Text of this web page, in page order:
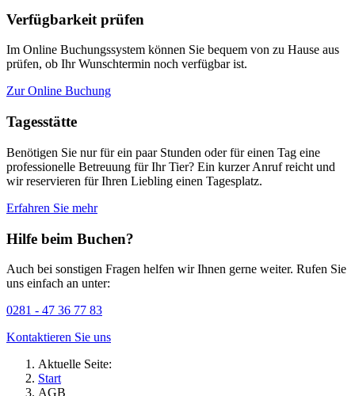
Verfügbarkeit prüfen
Im Online Buchungssystem können Sie bequem von zu Hause aus
prüfen, ob Ihr Wunschtermin noch verfügbar ist.
Zur Online Buchung
Tagesstätte
Benötigen Sie nur für ein paar Stunden oder für einen Tag eine
professionelle Betreuung für Ihr Tier? Ein kurzer Anruf reicht und
wir reservieren für Ihren Liebling einen Tagesplatz.
Erfahren Sie mehr
Hilfe beim Buchen?
Auch bei sonstigen Fragen helfen wir Ihnen gerne weiter. Rufen Sie
uns einfach an unter:
0281 - 47 36 77 83
Kontaktieren Sie uns
Aktuelle Seite:
Start
AGB